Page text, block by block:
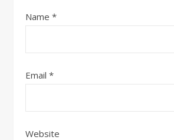
Name *
Email *
Website